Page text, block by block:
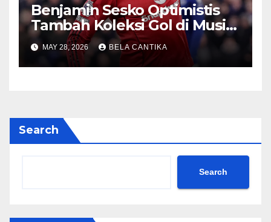
Benjamin Sesko Optimistis
Tambah Koleksi Gol di Musim
2026/27
MAY 28, 2026 BELA CANTIKA
Search
Search